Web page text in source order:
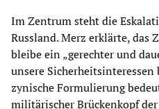
Im Zentrum steht die
Russland. Merz erklärte, das
bleibe ein „gerechter und
unsere Sicherheitsinteressen
zynische Formulierung
militärischer Brückenkopf